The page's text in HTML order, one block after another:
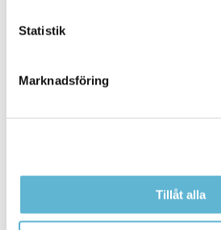
Statistik
Marknadsföring
Tillåt alla
Postadress
kommunstyrelsen@bromolla.se